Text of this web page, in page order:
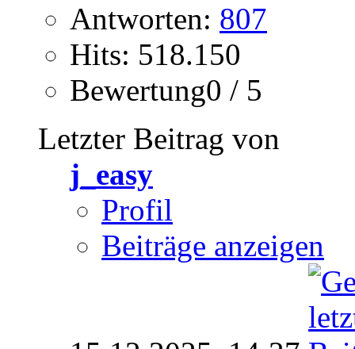
Antworten: 807
Hits: 518.150
Bewertung0 / 5
Letzter Beitrag von
j_easy
Profil
Beiträge anzeigen